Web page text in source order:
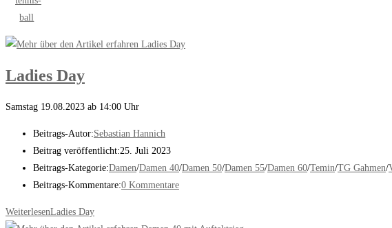
ball
Ladies Day
Samstag 19.08.2023 ab 14:00 Uhr
Beitrags-Autor:Sebastian Hannich
Beitrag veröffentlicht:25. Juli 2023
Beitrags-Kategorie:Damen/Damen 40/Damen 50/Damen 55/Damen 60/Temin/TG Gahmen/
Beitrags-Kommentare:0 Kommentare
WeiterlesenLadies Day